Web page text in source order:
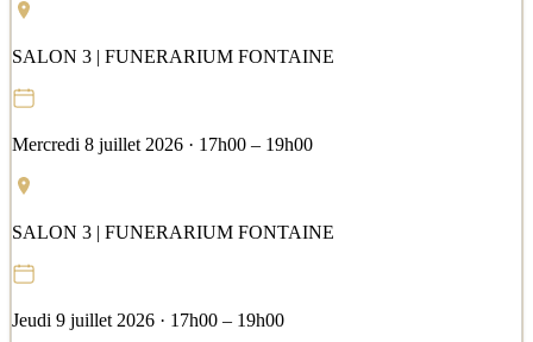
SALON 3 | FUNERARIUM FONTAINE
Mercredi 8 juillet 2026 · 17h00 – 19h00
SALON 3 | FUNERARIUM FONTAINE
Jeudi 9 juillet 2026 · 17h00 – 19h00